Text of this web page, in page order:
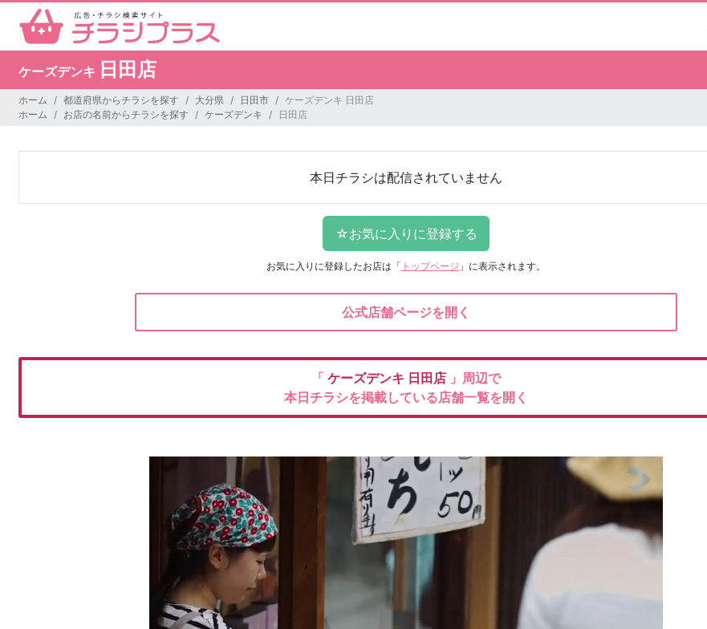
ケーズデンキ 日田店
ホーム 都道府県からチラシを探す 大分県 日田市
ケーズデンキ 日田店
ホーム
お店の名前からチラシを探す ケーズデンキ 日田店
本日チラシは配信されていません
お気に入りに登録したお店は 「 トップページ 」に表示されます。
公式店舗ページを開く
「 ケーズデンキ 日田店 」周辺で
本日チラシを掲載している店舗一覧を開く